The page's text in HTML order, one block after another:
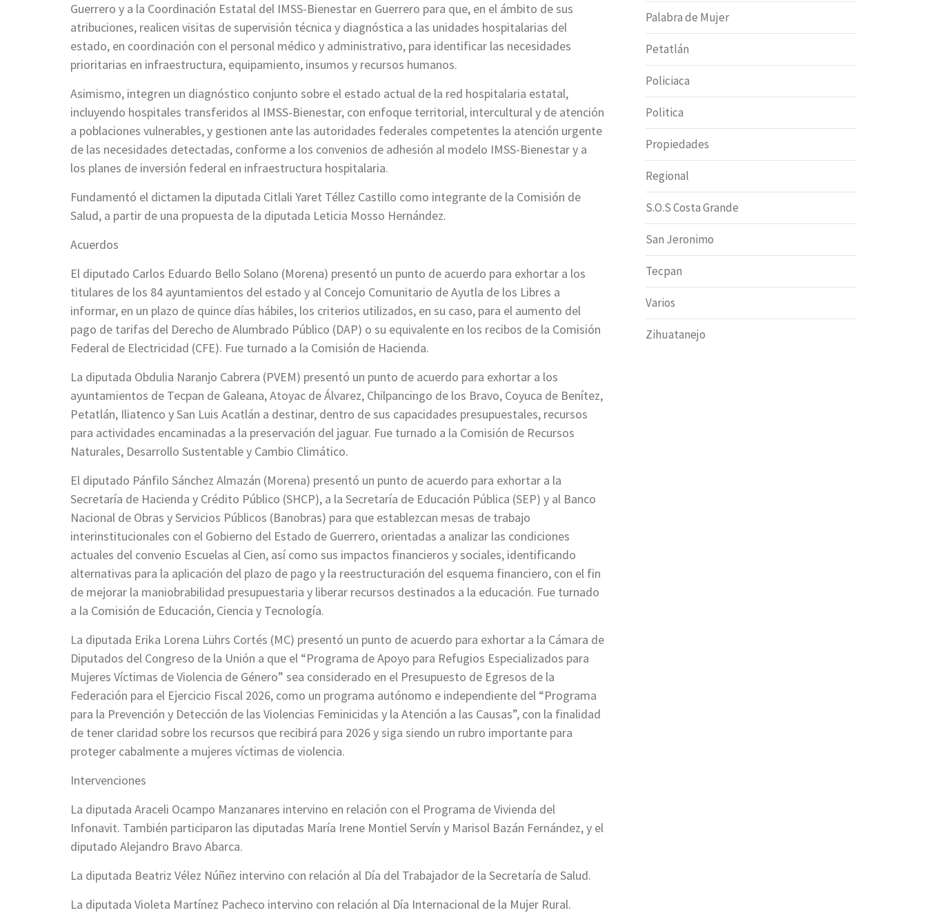
Guerrero y a la Coordinación Estatal del IMSS-Bienestar en Guerrero para que, en el ámbito de sus
atribuciones, realicen visitas de supervisión técnica y diagnóstica a las unidades hospitalarias del
estado, en coordinación con el personal médico y administrativo, para identificar las necesidades
prioritarias en infraestructura, equipamiento, insumos y recursos humanos.
Asimismo, integren un diagnóstico conjunto sobre el estado actual de la red hospitalaria estatal,
incluyendo hospitales transferidos al IMSS-Bienestar, con enfoque territorial, intercultural y de atención
a poblaciones vulnerables, y gestionen ante las autoridades federales competentes la atención urgente
de las necesidades detectadas, conforme a los convenios de adhesión al modelo IMSS-Bienestar y a
los planes de inversión federal en infraestructura hospitalaria.
Fundamentó el dictamen la diputada Citlali Yaret Téllez Castillo como integrante de la Comisión de
Salud, a partir de una propuesta de la diputada Leticia Mosso Hernández.
Acuerdos
El diputado Carlos Eduardo Bello Solano (Morena) presentó un punto de acuerdo para exhortar a los
titulares de los 84 ayuntamientos del estado y al Concejo Comunitario de Ayutla de los Libres a
informar, en un plazo de quince días hábiles, los criterios utilizados, en su caso, para el aumento del
pago de tarifas del Derecho de Alumbrado Público (DAP) o su equivalente en los recibos de la Comisión
Federal de Electricidad (CFE). Fue turnado a la Comisión de Hacienda.
La diputada Obdulia Naranjo Cabrera (PVEM) presentó un punto de acuerdo para exhortar a los
ayuntamientos de Tecpan de Galeana, Atoyac de Álvarez, Chilpancingo de los Bravo, Coyuca de Benítez,
Petatlán, Iliatenco y San Luis Acatlán a destinar, dentro de sus capacidades presupuestales, recursos
para actividades encaminadas a la preservación del jaguar. Fue turnado a la Comisión de Recursos
Naturales, Desarrollo Sustentable y Cambio Climático.
El diputado Pánfilo Sánchez Almazán (Morena) presentó un punto de acuerdo para exhortar a la
Secretaría de Hacienda y Crédito Público (SHCP), a la Secretaría de Educación Pública (SEP) y al Banco
Nacional de Obras y Servicios Públicos (Banobras) para que establezcan mesas de trabajo
interinstitucionales con el Gobierno del Estado de Guerrero, orientadas a analizar las condiciones
actuales del convenio Escuelas al Cien, así como sus impactos financieros y sociales, identificando
alternativas para la aplicación del plazo de pago y la reestructuración del esquema financiero, con el fin
de mejorar la maniobrabilidad presupuestaria y liberar recursos destinados a la educación. Fue turnado
a la Comisión de Educación, Ciencia y Tecnología.
La diputada Erika Lorena Lührs Cortés (MC) presentó un punto de acuerdo para exhortar a la Cámara de
Diputados del Congreso de la Unión a que el “Programa de Apoyo para Refugios Especializados para
Mujeres Víctimas de Violencia de Género” sea considerado en el Presupuesto de Egresos de la
Federación para el Ejercicio Fiscal 2026, como un programa autónomo e independiente del “Programa
para la Prevención y Detección de las Violencias Feminicidas y la Atención a las Causas”, con la finalidad
de tener claridad sobre los recursos que recibirá para 2026 y siga siendo un rubro importante para
proteger cabalmente a mujeres víctimas de violencia.
Intervenciones
La diputada Araceli Ocampo Manzanares intervino en relación con el Programa de Vivienda del
Infonavit. También participaron las diputadas María Irene Montiel Servín y Marisol Bazán Fernández, y el
diputado Alejandro Bravo Abarca.
La diputada Beatriz Vélez Núñez intervino con relación al Día del Trabajador de la Secretaría de Salud.
La diputada Violeta Martínez Pacheco intervino con relación al Día Internacional de la Mujer Rural.
Palabra de Mujer
Petatlán
Policiaca
Politica
Propiedades
Regional
S.O.S Costa Grande
San Jeronimo
Tecpan
Varios
Zihuatanejo